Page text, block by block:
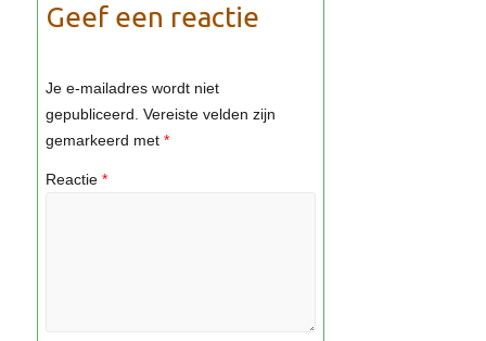
Geef een reactie
Je e-mailadres wordt niet
gepubliceerd. Vereiste velden zijn
gemarkeerd met *
Reactie *